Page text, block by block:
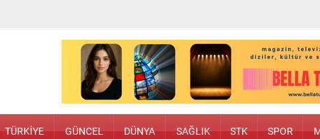
TÜRKİYE GÜNCEL DÜNYA SAĞLIK STK SPOR